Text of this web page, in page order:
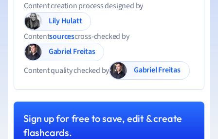
Content creation process designed by
Lily Hulatt
Contentsourcescross-checked by
Gabriel Freitas
Content quality checked by
Gabriel Freitas
Sign up for free to save, edit & create
flashcards.